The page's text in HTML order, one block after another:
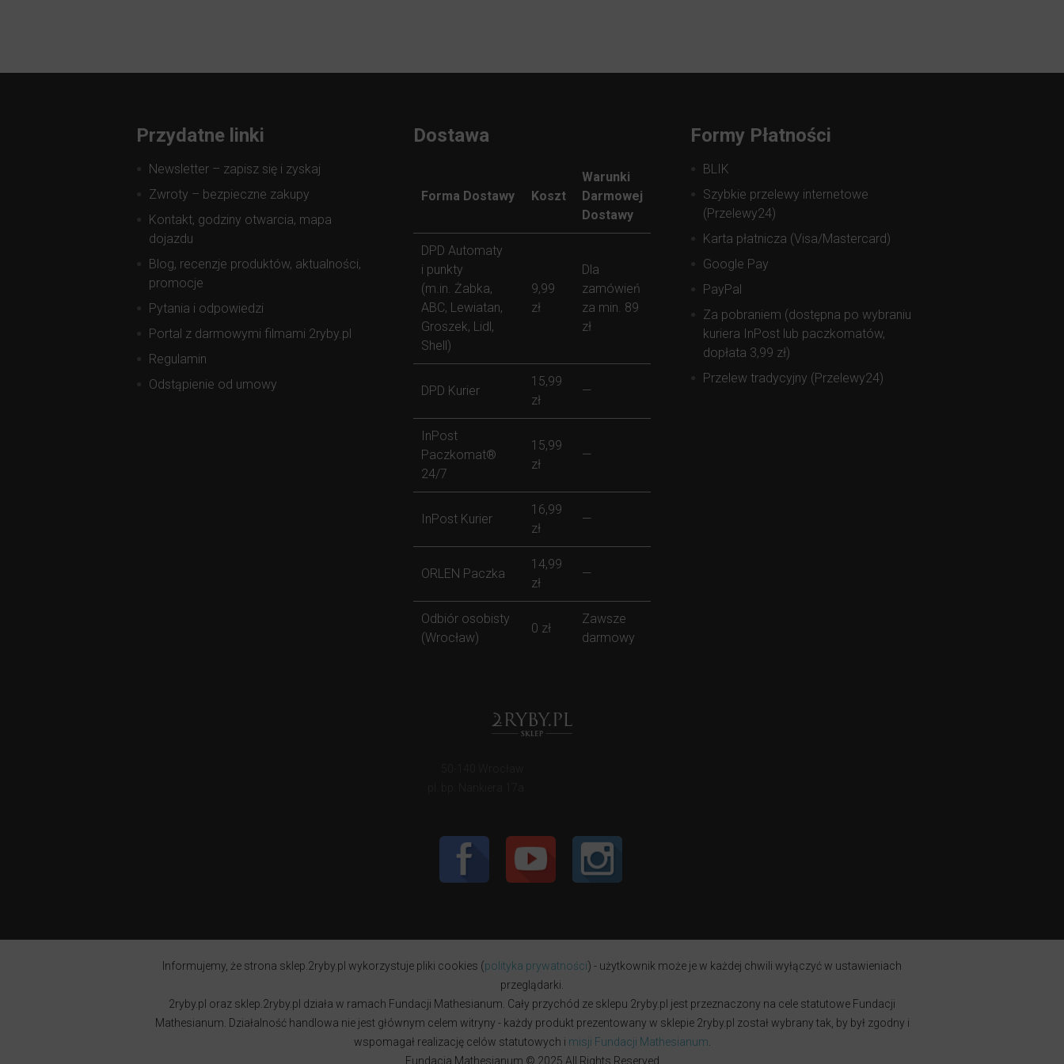
Przydatne linki
Newsletter – zapisz się i zyskaj
Zwroty – bezpieczne zakupy
Kontakt, godziny otwarcia, mapa
dojazdu
Blog, recenzje produktów, aktualności,
promocje
Pytania i odpowiedzi
Portal z darmowymi filmami 2ryby.pl
Regulamin
Odstąpienie od umowy
Dostawa
Forma Dostawy Koszt
Warunki
Darmowej
Dostawy
DPD Automaty
i punkty
(m.in. Żabka,
ABC, Lewiatan,
Groszek, Lidl,
Shell)
9,99
zł
Dla
zamówień
za min. 89
zł
DPD Kurier
15,99
zł
—
InPost
Paczkomat®
24/7
15,99
zł
—
InPost Kurier
16,99
zł
—
ORLEN Paczka
14,99
zł
—
Odbiór osobisty
(Wrocław)
0 zł
Zawsze
darmowy
Formy Płatności
BLIK
Szybkie przelewy internetowe
(Przelewy24)
Karta płatnicza (Visa/Mastercard)
Google Pay
PayPal
Za pobraniem (dostępna po wybraniu
kuriera InPost lub paczkomatów,
dopłata 3,99 zł)
Przelew tradycyjny (Przelewy24)
Informujemy, że strona sklep.2ryby.pl wykorzystuje pliki cookies (polityka prywatności) - użytkownik może je w każdej chwili wyłączyć w ustawieniach
przeglądarki.
2ryby.pl oraz sklep.2ryby.pl działa w ramach Fundacji Mathesianum. Cały przychód ze sklepu 2ryby.pl jest przeznaczony na cele statutowe Fundacji
Mathesianum. Działalność handlowa nie jest głównym celem witryny - każdy produkt prezentowany w sklepie 2ryby.pl został wybrany tak, by był zgodny i
wspomagał realizację celów statutowych i misji Fundacji Mathesianum.
Fundacja Mathesianum © 2025 All Rights Reserved